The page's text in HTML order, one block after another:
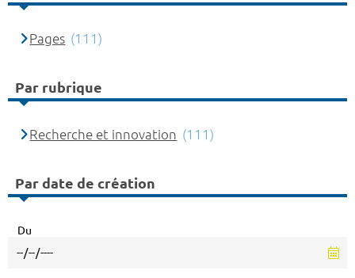
Pages (111)
Par rubrique
Recherche et innovation (111)
Par date de création
Du